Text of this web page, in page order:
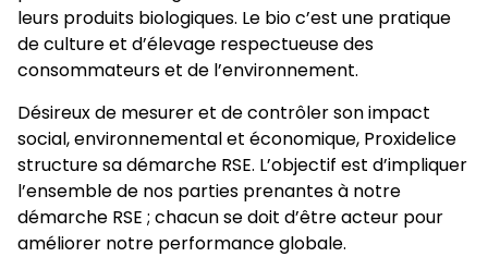
leurs produits biologiques. Le bio c’est une pratique
de culture et d’élevage respectueuse des
consommateurs et de l’environnement.
Désireux de mesurer et de contrôler son impact
social, environnemental et économique, Proxidelice
structure sa démarche RSE. L’objectif est d’impliquer
l’ensemble de nos parties prenantes à notre
démarche RSE ; chacun se doit d’être acteur pour
améliorer notre performance globale.